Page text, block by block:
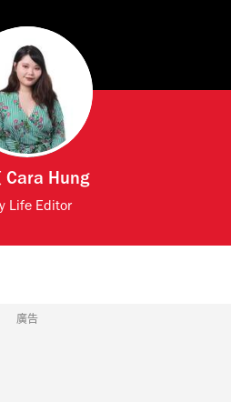
Cara Hung
Life Editor
廣告